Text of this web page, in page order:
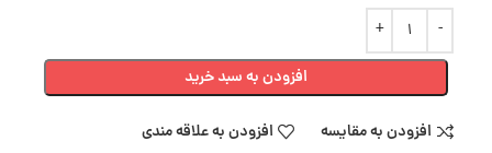
افزودن به سبد خرید
افزودن به مقایسه افزودن به علاقه مندی